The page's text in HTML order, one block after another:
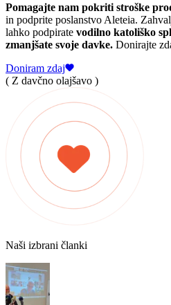
Pomagajte nam pokriti stroške
in podprite poslanstvo Aleteia.
lahko podpirate vodilno katoliško
zmanjšate svoje davke. Donirajte
Doniram zdaj
( Z davčno olajšavo )
Naši izbrani članki